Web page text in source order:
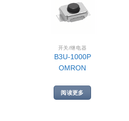
开关/继电器
B3U-1000P
OMRON
阅读更多